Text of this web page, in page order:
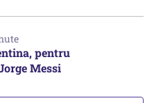
pentru
Messi